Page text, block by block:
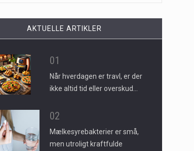
AKTUELLE ARTIKLER
01
Når hverdagen er travl, er der
ikke altid tid eller overskud…
02
Mælkesyrebakterier er små,
men utroligt kraftfulde